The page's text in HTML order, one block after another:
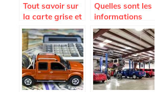
Tout savoir sur
la carte grise et
son duplicata
Quelles sont les
informations
contenues dans
une carte grise ?